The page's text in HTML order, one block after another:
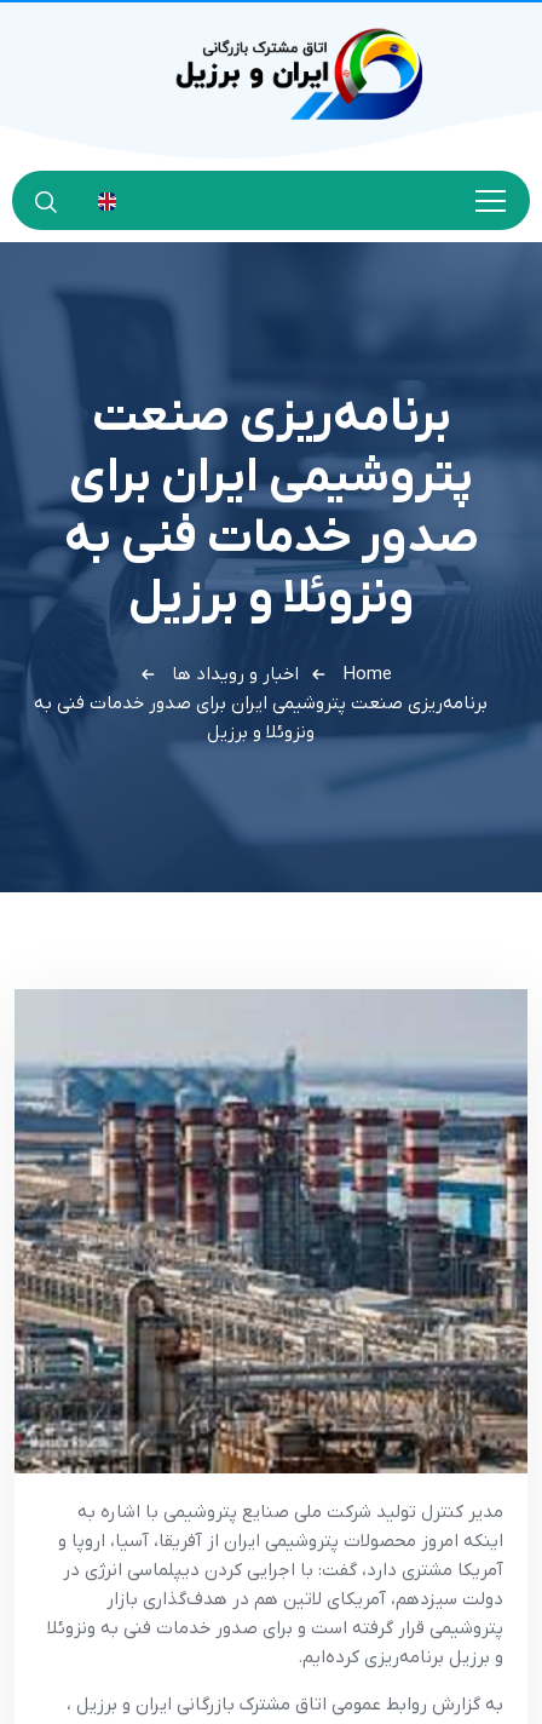
برنامه‌ريزي صنعت
پتروشيمي ايران براي
صدور خدمات فني به
ونزوئلا و برزيل
Home
اخبار و رویداد ها
برنامه‌ريزي صنعت پتروشيمي ايران براي صدور خدمات فني به
ونزوئلا و برزيل
مدير کنترل توليد شرکت ملي صنايع پتروشيمي با اشاره به
اينکه امروز محصولات پتروشيمي ايران از آفريقا، آسيا، اروپا و
آمريکا مشتري دارد، گفت: با اجرايي کردن ديپلماسي انرژي در
دولت سيزدهم، آمريکاي لاتين هم در هدف‌گذاري بازار
پتروشيمي قرار گرفته است و براي صدور خدمات فني به ونزوئلا
و برزيل برنامه‌ريزي کرده‌ايم.
به گزارش روابط عمومي اتاق مشترک بازرگاني ايران و برزيل ،